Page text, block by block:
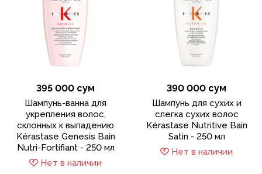
395 000 сум
Шампунь-ванна для
укрепления волос,
склонных к выпадению
Kérastase Genesis Bain
Nutri-Fortifiant - 250 мл
Нет в наличии
390 000 сум
Шампунь для сухих и
слегка сухих волос
Kérastase Nutritive Bain
Satin - 250 мл
Нет в наличии